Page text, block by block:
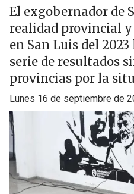
El exgobernador de
realidad provincial
en San Luis del
serie de resultados
provincias por la
lunes 16 de septiembre de